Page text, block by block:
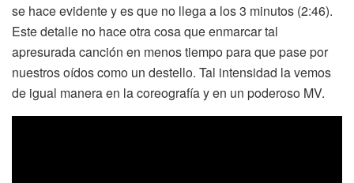
se hace evidente y es que no llega a los 3 minutos (2:46).
Este detalle no hace otra cosa que enmarcar tal
apresurada canción en menos tiempo para que pase por
nuestros oídos como un destello. Tal intensidad la vemos
de igual manera en la coreografía y en un poderoso MV.